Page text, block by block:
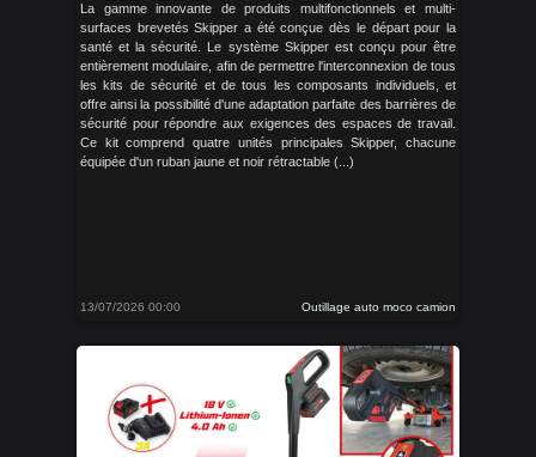
La gamme innovante de produits multifonctionnels et multi-
surfaces brevetés Skipper a été conçue dès le départ pour la
santé et la sécurité. Le système Skipper est conçu pour être
entièrement modulaire, afin de permettre l'interconnexion de tous
les kits de sécurité et de tous les composants individuels, et
offre ainsi la possibilité d'une adaptation parfaite des barrières de
sécurité pour répondre aux exigences des espaces de travail.
Ce kit comprend quatre unités principales Skipper, chacune
équipée d'un ruban jaune et noir rétractable (...)
13/07/2026 00:00 Outillage auto moco camion